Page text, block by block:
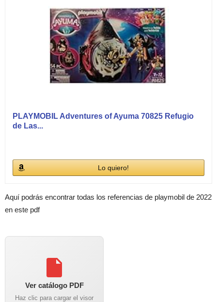
PLAYMOBIL Adventures of Ayuma 70825 Refugio
de Las...
Lo quiero!
Aquí podrás encontrar todas los referencias de playmobil de 2022
en este pdf
Ver catálogo PDF
Haz clic para cargar el visor